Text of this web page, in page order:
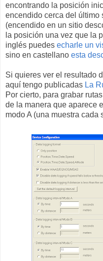
encontrando la posición
encendido cerca del último
(encendido en un sitio
la posición una vez que la
inglés puedes echarle un
sino en castellano esta
Si quieres ver el resultado
aquí tengo publicadas La
Por cierto, para grabar
de la manera que aparece
modo A (una muestra cada